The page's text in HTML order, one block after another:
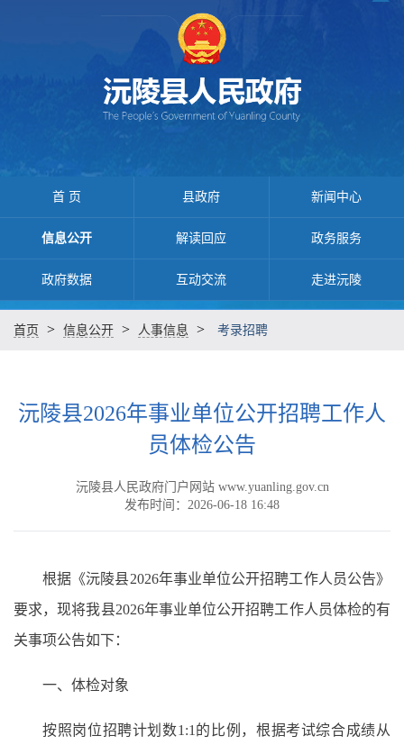
首 页 县政府 新闻中心
信息公开 解读回应 政务服务
政府数据 互动交流 走进沅陵
首页 > 信息公开 > 人事信息 > 考录招聘
沅陵县2026年事业单位公开招聘工作人
员体检公告
沅陵县人民政府门户网站 www.yuanling.gov.cn
发布时间：2026-06-18 16:48
根据《沅陵县2026年事业单位公开招聘工作人员公告》
要求，现将我县2026年事业单位公开招聘工作人员体检的有
关事项公告如下：
一、体检对象
按照岗位招聘计划数1:1的比例，根据考试综合成绩从